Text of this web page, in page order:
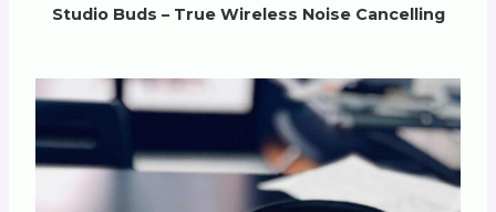
Studio Buds – True Wireless Noise Cancelling